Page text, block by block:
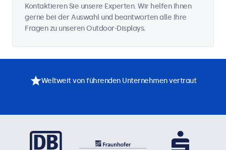
Kontaktieren Sie unsere Experten. Wir helfen Ihnen
gerne bei der Auswahl und beantworten alle Ihre
Fragen zu unseren Outdoor-Displays.
Weltweit von führenden Unternehmen vertraut